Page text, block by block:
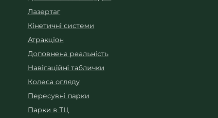
Лазертаг
Кінетичні системи
Атракціон
Доповнена реальність
Навігаційні таблички
Колеса огляду
Пересувні парки
Парки в ТЦ